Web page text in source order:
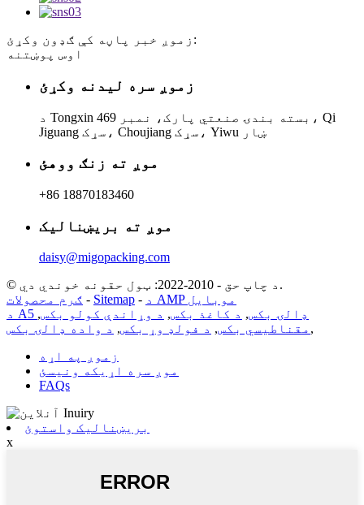
زموږ خبر پاڼه کې ګډون وکړئ:
اوس پوښتنه
زموږ سره لیدنه وکړئ
د Tongxin بسته بندۍ صنعتي پارک، نمبر 469، Qi
Jiguang سړک، Choujiang سړک، Yiwu ښار
موږ ته زنګ ووهئ
+86 18870183460
موږ ته بریښنالیک
daisy@migopacking.com
© د چاپ حق - 2010-2022: ټول حقونه خوندي دي.
ګرم محصولات - Sitemap -
د AMP موبایل
د A5 ډالۍ بکس, د کاغذ بکس, د وړاندې کولو بکس,
مقناطیسي بکس, د فولډ وړ بکس, د واده ډالۍ بکس
,
زموږ په اړه
موږ سره اړیکه ونیسئ
FAQs
بریښنالیک واستوئ
x